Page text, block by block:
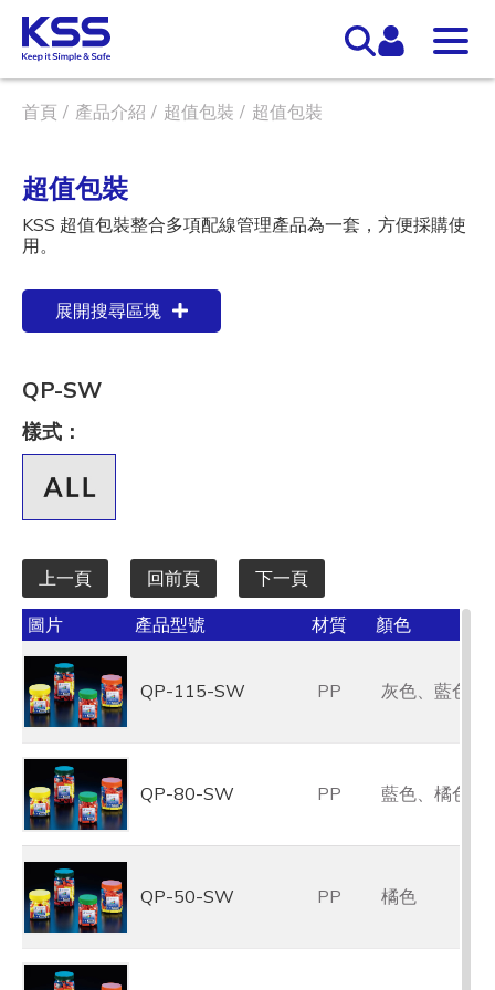
首頁 產品介紹 超值包裝 超值包裝
超值包裝
KSS 超值包裝整合多項配線管理產品為一套，方便採購使
用。
展開搜尋區塊
QP-SW
樣式：
上一頁 回前頁 下一頁
圖片 產品型號 材質 顏色
QP-115-SW PP 灰色、藍色、
QP-80-SW PP 藍色、橘色、
QP-50-SW PP 橘色